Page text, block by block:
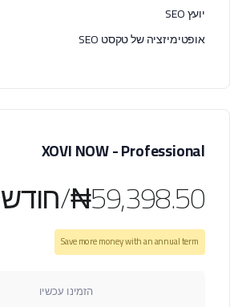
יועץ SEO
אופטימיזציה של טקסט SEO
XOVI NOW - Professional
₦59,398.50/חודשי
Save more money with an annual term
הזמינו עכשיו